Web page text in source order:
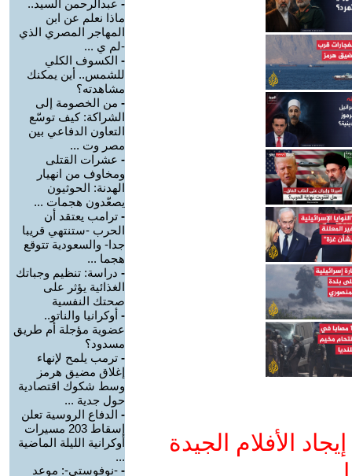
الأفلام الجيدة
- عبدالرحمن السيد..
ماذا نعلم عن ابن
المهاجر المصري الذي
-لم ي ...
- الكسوف الكلي
للشمس.. أين يمكنك
مشاهدته؟
- من الخصومة إلى
الشراكة: كيف توسّع
التعاون الدفاعي بين
مصر وت ...
- عشرات القتلى
ومخاوف من انهيار
الهدنة: الحوثيون
يصعّدون هجمات ...
- ترامب يعتقد أن
الحرب -ستنتهي قريبا
جدا- والسعودية تتوقع
هجما ...
- دراسة: تنظيم وجباتك
الغذائية يؤثر على
صحتك النفسية
- أوكرانيا والناتو..
عضوية مؤجلة أم طريق
مسدود؟
- ترمب يلمح لإنهاء
إغلاق مضيق هرمز
وسط شكوك اقتصادية
حول جدية ...
- الدفاع الروسية تعلن
إسقاط 203 مسيرات
أوكرانية الليلة الماضية
...
- -نوفوستي-: موعد